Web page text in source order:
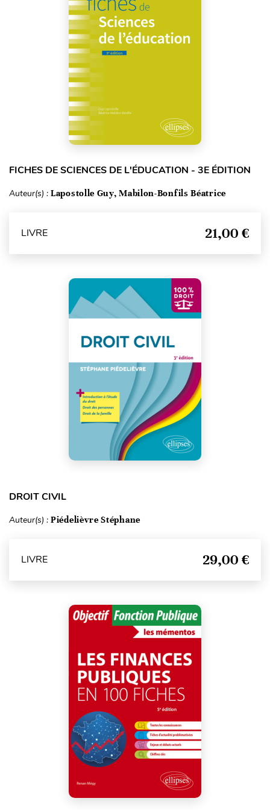
FICHES DE SCIENCES DE L'ÉDUCATION - 3E ÉDITION
Auteur(s) : Lapostolle Guy, Mabilon-Bonfils Béatrice
LIVRE 21,00 €
DROIT CIVIL
Auteur(s) : Piédelièvre Stéphane
LIVRE 29,00 €